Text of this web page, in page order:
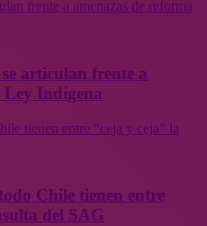
frente a amenazas de reforma
articulan frente a
Ley Indígena
tienen entre “ceja y ceja” la
Chile tienen entre
del SAG